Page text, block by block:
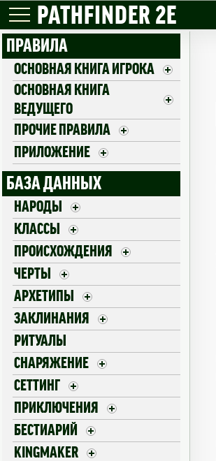
PATHFINDER 2E
ПРАВИЛА
ОСНОВНАЯ КНИГА ИГРОКА
ОСНОВНАЯ КНИГА
ВЕДУЩЕГО
ПРОЧИЕ ПРАВИЛА
ПРИЛОЖЕНИЕ
БАЗА ДАННЫХ
НАРОДЫ
КЛАССЫ
ПРОИСХОЖДЕНИЯ
ЧЕРТЫ
АРХЕТИПЫ
ЗАКЛИНАНИЯ
РИТУАЛЫ
СНАРЯЖЕНИЕ
СЕТТИНГ
ПРИКЛЮЧЕНИЯ
БЕСТИАРИЙ
KINGMAKER